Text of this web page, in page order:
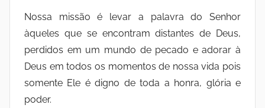
Nossa missão é levar a palavra do Senhor
àqueles que se encontram distantes de Deus,
perdidos em um mundo de pecado e adorar à
Deus em todos os momentos de nossa vida pois
somente Ele é digno de toda a honra, glória e
poder.